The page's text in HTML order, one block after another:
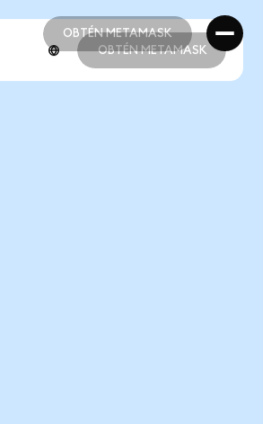
OBTÉN METAMASK
OBTÉN METAMASK
OBTÉN METAMASK